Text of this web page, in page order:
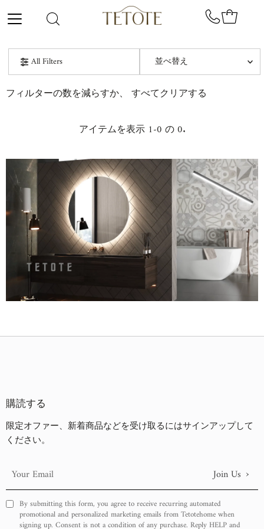
コンテンツにスキップ
All Filters
え
オススメ
アルファベット順, A-Z
アルファベット順, Z-A
価格の安い順
価格の高い順
古い商品順
新着順
フィルターの数を減らすか、 すべてクリアする
アイテムを表示 1-0 の 0.
購読する
限定オファー、新着商品などを受け取るにはサインアップして
ください。
Your
Email
Join Us ›
By submitting this form, you agree to receive recurring automated
promotional and personalized marketing emails from Tetotehome when
signing up. Consent is not a condition of any purchase. Reply HELP and